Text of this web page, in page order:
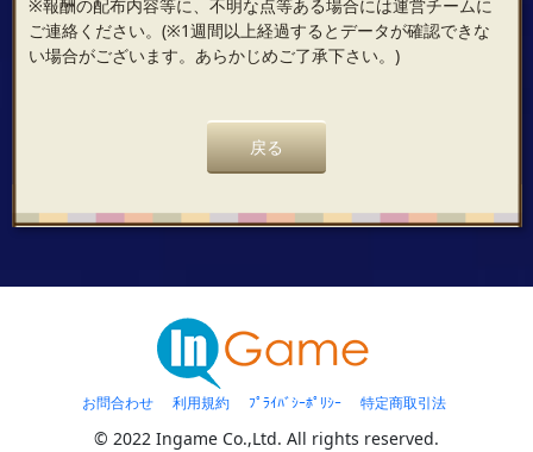
※報酬の配布内容等に、不明な点等ある場合には運営チームに
ご連絡ください。(※1週間以上経過するとデータが確認できな
い場合がございます。あらかじめご了承下さい。)
戻る
お問合わせ 利用規約 ﾌﾟﾗｲﾊﾞｼｰﾎﾟﾘｼｰ 特定商取引法
© 2022 Ingame Co.,Ltd. All rights reserved.